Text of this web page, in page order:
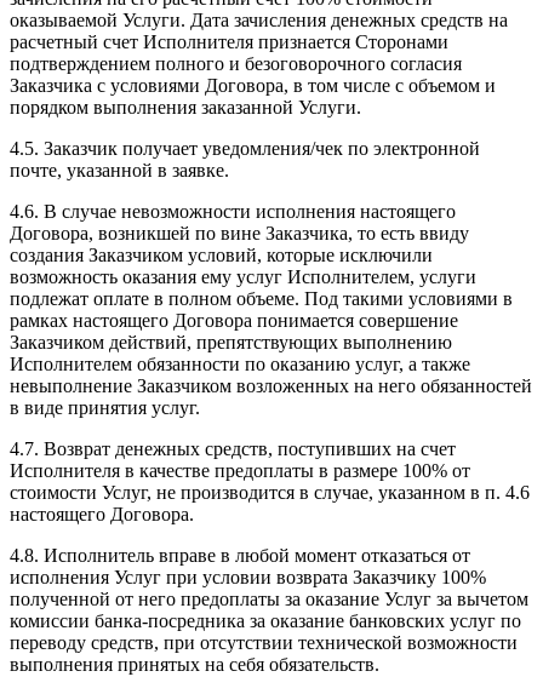
оказываемой Услуги. Дата зачисления денежных средств на
расчетный счет Исполнителя признается Сторонами
подтверждением полного и безоговорочного согласия
Заказчика с условиями Договора, в том числе с объемом и
порядком выполнения заказанной Услуги.
4.5. Заказчик получает уведомления/чек по электронной
почте, указанной в заявке.
4.6. В случае невозможности исполнения настоящего
Договора, возникшей по вине Заказчика, то есть ввиду
создания Заказчиком условий, которые исключили
возможность оказания ему услуг Исполнителем, услуги
подлежат оплате в полном объеме. Под такими условиями в
рамках настоящего Договора понимается совершение
Заказчиком действий, препятствующих выполнению
Исполнителем обязанности по оказанию услуг, а также
невыполнение Заказчиком возложенных на него обязанностей
в виде принятия услуг.
4.7. Возврат денежных средств, поступивших на счет
Исполнителя в качестве предоплаты в размере 100% от
стоимости Услуг, не производится в случае, указанном в п. 4.6
настоящего Договора.
4.8. Исполнитель вправе в любой момент отказаться от
исполнения Услуг при условии возврата Заказчику 100%
полученной от него предоплаты за оказание Услуг за вычетом
комиссии банка-посредника за оказание банковских услуг по
переводу средств, при отсутствии технической возможности
выполнения принятых на себя обязательств.